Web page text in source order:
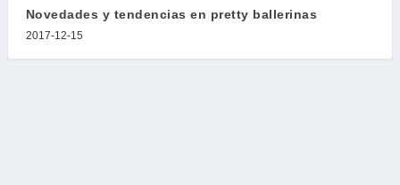
Novedades y tendencias en pretty ballerinas
2017-12-15